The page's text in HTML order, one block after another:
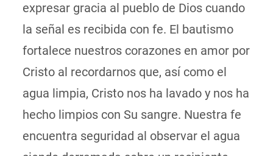
expresar gracia al pueblo de Dios cuando
la señal es recibida con fe. El bautismo
fortalece nuestros corazones en amor por
Cristo al recordarnos que, así como el
agua limpia, Cristo nos ha lavado y nos ha
hecho limpios con Su sangre. Nuestra fe
encuentra seguridad al observar el agua